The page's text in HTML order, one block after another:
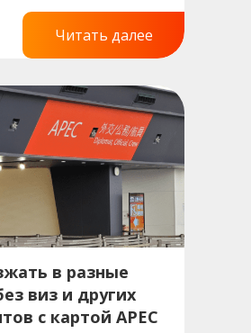
Читать далее
в разные
виз и других
с картой APEC